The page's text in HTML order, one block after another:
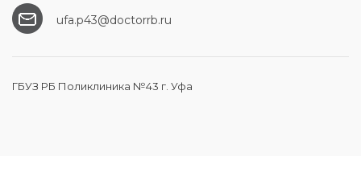
ufa.p43@doctorrb.ru
ГБУЗ РБ Поликлиника №43 г. Уфа